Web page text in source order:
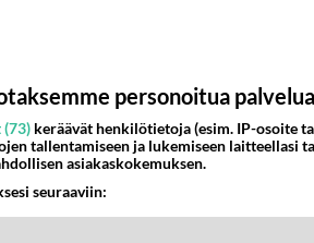
Lapissa.
vuoro?...
5
personoitua palvelua
keräävät henkilötietoja (esim. IP-osoite
tallentamiseen ja lukemiseen laitteellasi
asiakaskokemuksen.
seuraaviin: